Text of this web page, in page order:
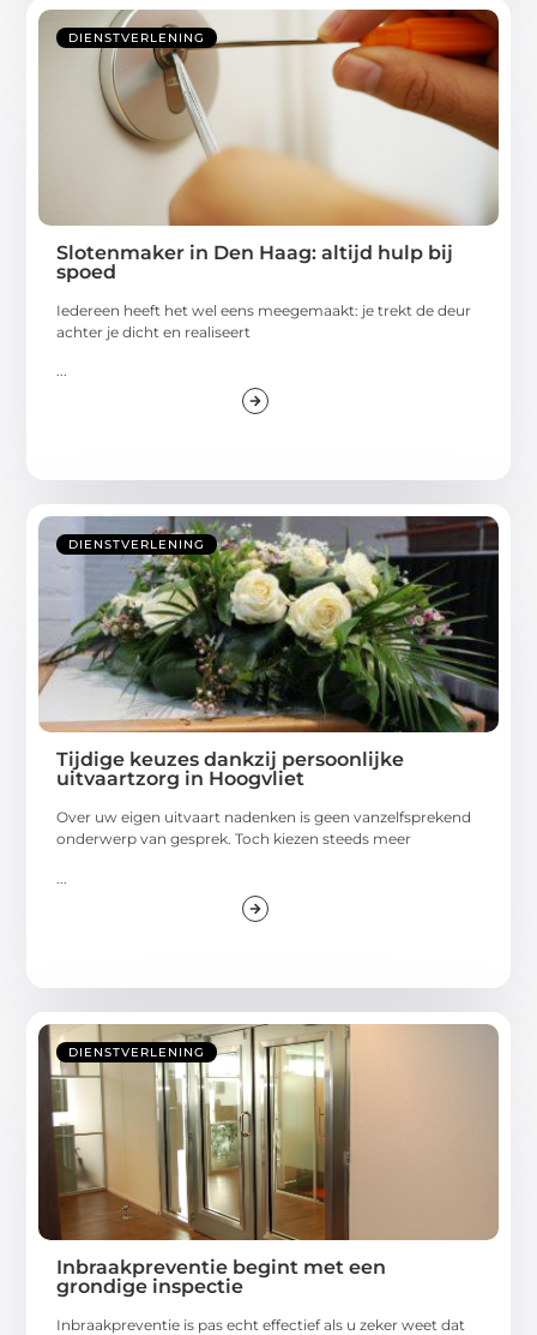
DIENSTVERLENING
Slotenmaker in Den Haag: altijd hulp bij
spoed
Iedereen heeft het wel eens meegemaakt: je trekt de deur
achter je dicht en realiseert
...
DIENSTVERLENING
Tijdige keuzes dankzij persoonlijke
uitvaartzorg in Hoogvliet
Over uw eigen uitvaart nadenken is geen vanzelfsprekend
onderwerp van gesprek. Toch kiezen steeds meer
DIENSTVERLENING
Inbraakpreventie begint met een
grondige inspectie
Inbraakpreventie is pas echt effectief als u zeker weet dat